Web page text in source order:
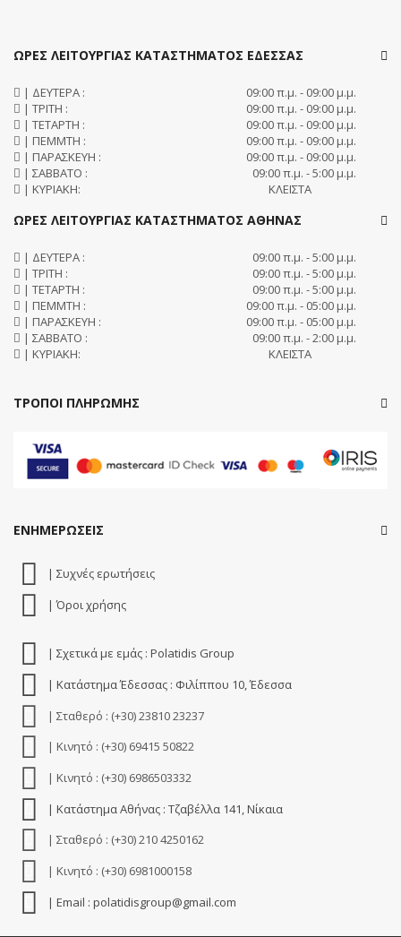
ΩΡΕΣ ΛΕΙΤΟΥΡΓΙΑΣ ΚΑΤΑΣΤΗΜΑΤΟΣ ΕΔΕΣΣΑΣ
| ΔΕΥΤΕΡΑ :
09:00 π.μ. - 09:00 μ.μ.
| ΤΡΙΤΗ :
09:00 π.μ. - 09:00 μ.μ.
| ΤΕΤΑΡΤΗ :
09:00 π.μ. - 09:00 μ.μ.
| ΠΕΜΜΤΗ :
09:00 π.μ. - 09:00 μ.μ.
| ΠΑΡΑΣΚΕΥΗ :
09:00 π.μ. - 09:00 μ.μ.
| ΣΑΒΒΑΤΟ :
09:00 π.μ. - 5:00 μ.μ.
| ΚΥΡΙΑΚΗ:
ΚΛΕΙΣΤΑ
ΩΡΕΣ ΛΕΙΤΟΥΡΓΙΑΣ ΚΑΤΑΣΤΗΜΑΤΟΣ ΑΘΗΝΑΣ
| ΔΕΥΤΕΡΑ :
09:00 π.μ. - 5:00 μ.μ.
| ΤΡΙΤΗ :
09:00 π.μ. - 5:00 μ.μ.
| ΤΕΤΑΡΤΗ :
09:00 π.μ. - 5:00 μ.μ.
| ΠΕΜΜΤΗ :
09:00 π.μ. - 05:00 μ.μ.
| ΠΑΡΑΣΚΕΥΗ :
09:00 π.μ. - 05:00 μ.μ.
| ΣΑΒΒΑΤΟ :
09:00 π.μ. - 2:00 μ.μ.
| ΚΥΡΙΑΚΗ:
ΚΛΕΙΣΤΑ
ΤΡΟΠΟΙ ΠΛΗΡΩΜΗΣ
ΕΝΗΜΕΡΩΣΕΙΣ
| Συχνές ερωτήσεις
| Όροι χρήσης
| Σχετικά με εμάς : Polatidis Group
| Κατάστημα Έδεσσας : Φιλίππου 10, Έδεσσα
| Σταθερό : (+30) 23810 23237
| Κινητό : (+30) 69415 50822
| Κινητό : (+30) 6986503332
| Κατάστημα Αθήνας : Τζαβέλλα 141, Νίκαια
| Σταθερό : (+30) 210 4250162
| Κινητό : (+30) 6981000158
| Email : polatidisgroup@gmail.com